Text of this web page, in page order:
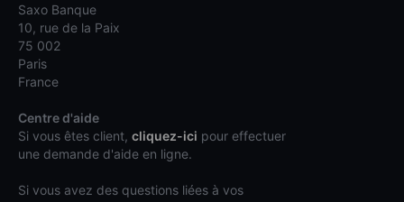
Saxo Banque
10, rue de la Paix
75 002
Paris
France
Centre d'aide
Si vous êtes client, cliquez-ici pour effectuer
une demande d'aide en ligne.
Si vous avez des questions liées à vos